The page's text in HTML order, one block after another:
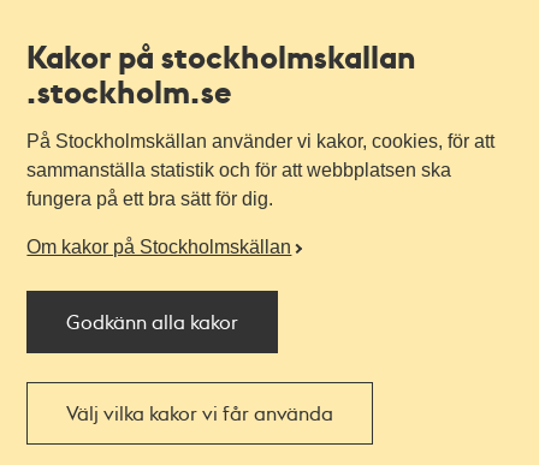
Kakor på stockholmskallan
.stockholm.se
På Stockholmskällan använder vi kakor, cookies, för att
sammanställa statistik och för att webbplatsen ska
fungera på ett bra sätt för dig.
Om kakor på Stockholmskällan
Godkänn alla kakor
Välj vilka kakor vi får använda